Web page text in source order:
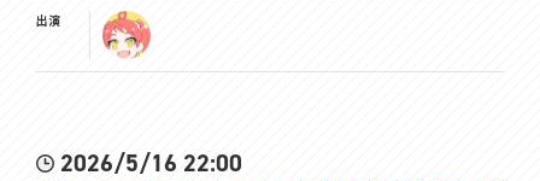
出演
2026/5/16 22:00